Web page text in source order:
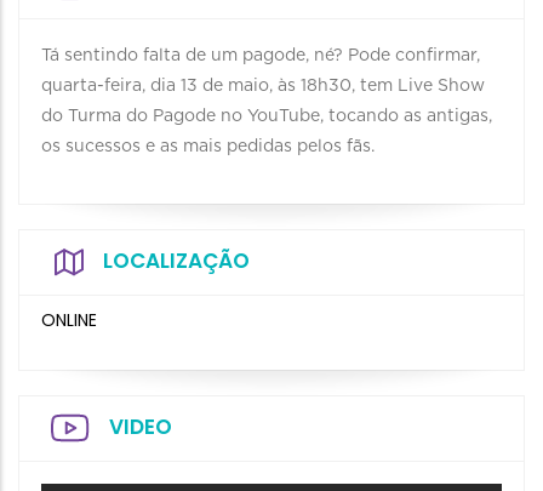
Tá sentindo falta de um pagode, né? Pode confirmar,
quarta-feira, dia 13 de maio, às 18h30, tem Live Show
do Turma do Pagode no YouTube, tocando as antigas,
os sucessos e as mais pedidas pelos fãs.
LOCALIZAÇÃO
ONLINE
VIDEO